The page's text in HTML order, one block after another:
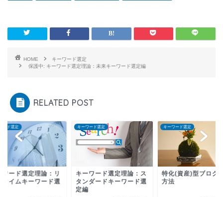
HOME
キーワード選定
保護中: キーワード選定理論：未来キーワード選定編
RELATED POST
ード選定
ワード選定理論：リ
タイムキーワード選
キーワード選定
キーワード選定理論：ス
タンダードキーワード選
定編
キーワード選定
特化(資産)型ブログ
方法